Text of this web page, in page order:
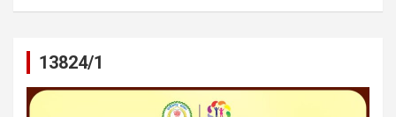
13824/1